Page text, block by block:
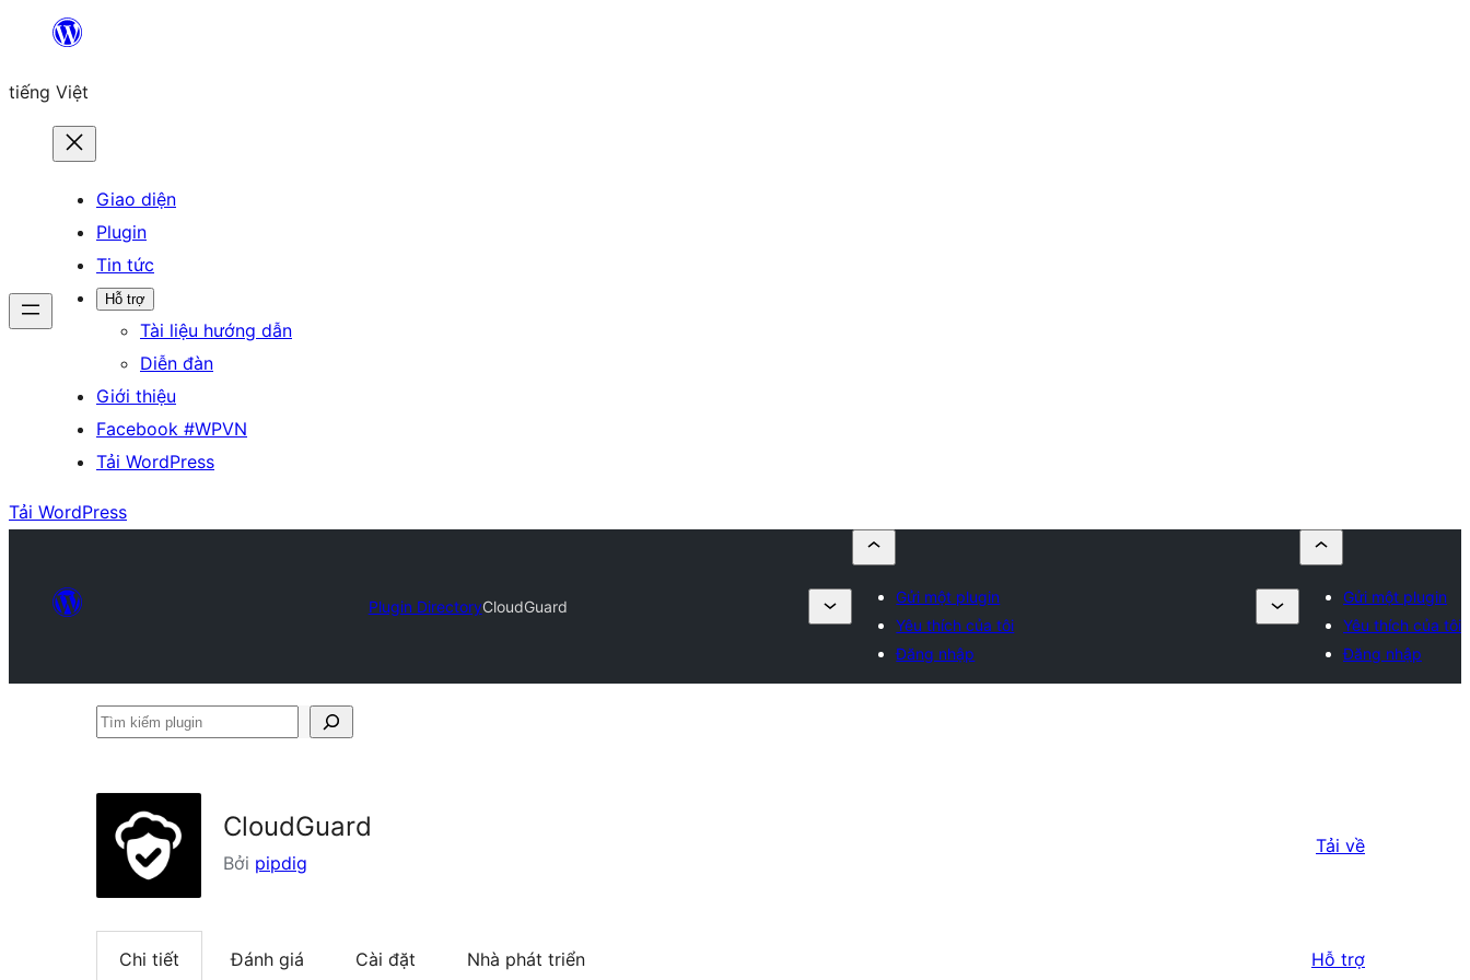
Chuyển
phần
tiếng Việt
Giao diện
Plugin
Tin tức
Hỗ trợ
Tài liệu hướng dẫn
Diễn đàn
Giới thiệu
Facebook #WPVN
Tải WordPress
Tải WordPress
Plugin DirectoryCloudGuard
Gửi một plugin
Yêu thích của tôi
Đăng nhập
Gửi một plugin
Yêu thích của tôi
Đăng nhập
Tìm
CloudGuard
Bởi pipdig
Tải về
Chi tiết Đánh giá Cài đặt Nhà phát triển Hỗ trợ